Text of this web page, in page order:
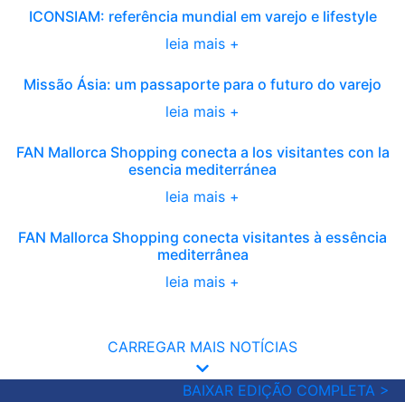
ICONSIAM: referência mundial em varejo e lifestyle
leia mais +
Missão Ásia: um passaporte para o futuro do varejo
leia mais +
FAN Mallorca Shopping conecta a los visitantes con la
esencia mediterránea
leia mais +
FAN Mallorca Shopping conecta visitantes à essência
mediterrânea
leia mais +
CARREGAR MAIS NOTÍCIAS
BAIXAR EDIÇÃO COMPLETA >